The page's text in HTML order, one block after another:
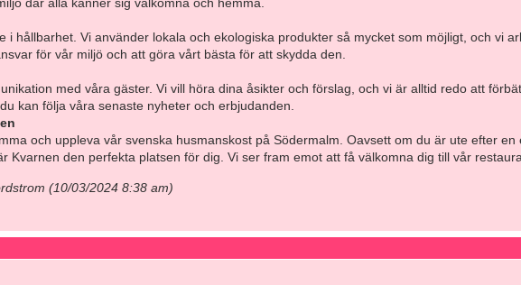
i hållbarhet. Vi använder lokala och ekologiska produkter så mycket som möjligt, och vi
för vår miljö och att göra vårt bästa för att skydda den.
med våra gäster. Vi vill höra dina åsikter och förslag, och vi är alltid redo att
kan följa våra senaste nyheter och erbjudanden.
och uppleva vår svenska husmanskost på Södermalm. Oavsett om du är ute efter
Kvarnen den perfekta platsen för dig. Vi ser fram emot att få välkomna dig till vår
(10/03/2024 8:38 am)